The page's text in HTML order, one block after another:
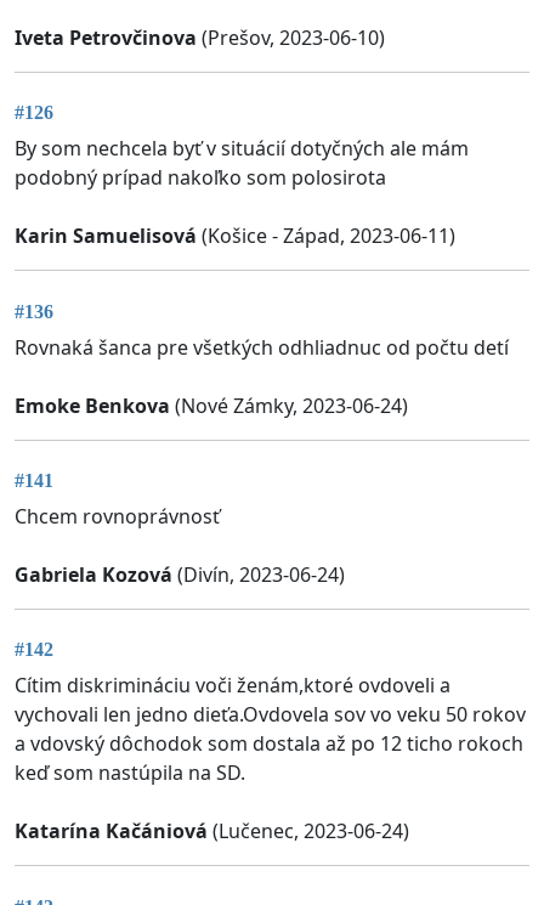
Iveta Petrovčinova (Prešov, 2023-06-10)
#126
By som nechcela byť v situácií dotyčných ale mám
podobný prípad nakoľko som polosirota
Karin Samuelisová (Košice - Západ, 2023-06-11)
#136
Rovnaká šanca pre všetkých odhliadnuc od počtu detí
Emoke Benkova (Nové Zámky, 2023-06-24)
#141
Chcem rovnoprávnosť
Gabriela Kozová (Divín, 2023-06-24)
#142
Cítim diskrimináciu voči ženám,ktoré ovdoveli a
vychovali len jedno dieťa.Ovdovela sov vo veku 50 rokov
a vdovský dôchodok som dostala až po 12 ticho rokoch
keď som nastúpila na SD.
Katarína Kačániová (Lučenec, 2023-06-24)